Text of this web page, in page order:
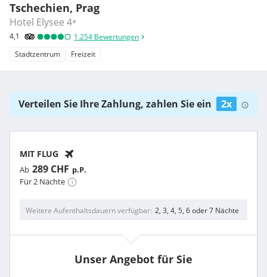
Tschechien, Prag
Hotel Elysee 4*
4,1 1.254 Bewertungen
Stadtzentrum
Freizeit
Verteilen Sie Ihre Zahlung, zahlen Sie ein 2x
MIT FLUG
Ab 289 CHF p.P.
Für 2 Nächte
Weitere Aufenthaltsdauern verfügbar 2, 3, 4, 5, 6 oder 7 Nächte
Unser Angebot für Sie